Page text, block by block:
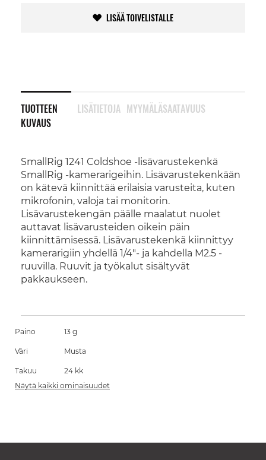
LISÄÄ TOIVELISTALLE
TUOTTEEN
KUVAUS
SmallRig 1241 Coldshoe -lisävarustekenkä
SmallRig -kamerarigeihin. Lisävarustekenkään
on kätevä kiinnittää erilaisia varusteita, kuten
mikrofonin, valoja tai monitorin.
Lisävarustekengän päälle maalatut nuolet
auttavat lisävarusteiden oikein päin
kiinnittämisessä. Lisävarustekenkä kiinnittyy
kamerarigiin yhdellä 1/4"- ja kahdella M2.5 -
ruuvilla. Ruuvit ja työkalut sisältyvät
pakkaukseen.
LISÄTIETOJA MYYMÄLÄSAATAVUUS
Paino 13 g
Väri Musta
Takuu
24 kk
Näytä kaikki ominaisuudet